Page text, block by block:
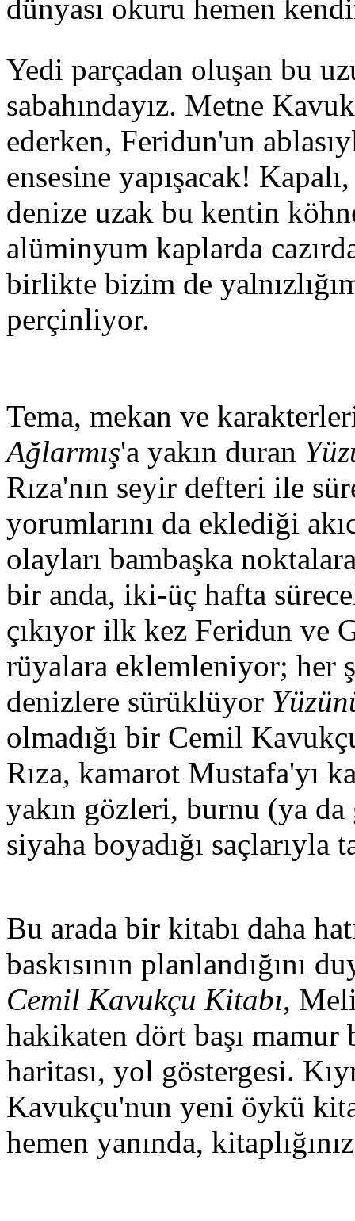
dünyası okuru hemen
Yedi parçadan oluşan bu
sabahındayız. Metne
ederken, Feridun'un
ensesine yapışacak!
denize uzak bu kentin
alüminyum kaplarda
birlikte bizim de
perçinliyor.
Tema, mekan ve
Ağlarmış'a yakın duran
Rıza'nın seyir defteri ile
yorumlarını da eklediği
olayları bambaşka
bir anda, iki-üç hafta
çıkıyor ilk kez Feridun ve
rüyalara eklemleniyor; her
denizlere sürüklüyor
olmadığı bir Cemil
Rıza, kamarot Mustafa'yı
yakın gözleri, burnu (ya da
siyaha boyadığı
Bu arada bir kitabı daha
baskısının planlandığını
Cemil Kavukçu Kitabı,
hakikaten dört başı
haritası, yol göstergesi.
Kavukçu'nun yeni öykü
hemen yanında,